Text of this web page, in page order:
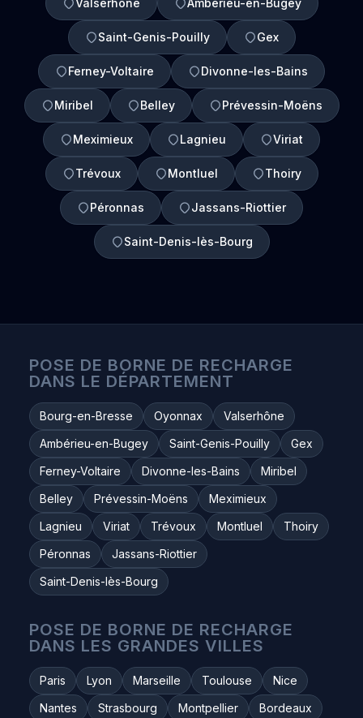
Valserhône Ambérieu-en-Bugey
Saint-Genis-Pouilly Gex
Ferney-Voltaire Divonne-les-Bains
Miribel Belley Prévessin-Moëns
Meximieux Lagnieu Viriat
Trévoux Montluel Thoiry
Péronnas Jassans-Riottier
Saint-Denis-lès-Bourg
POSE DE BORNE DE RECHARGE
DANS LE DÉPARTEMENT
Bourg-en-Bresse Oyonnax
Valserhône
Ambérieu-en-Bugey
Saint-Genis-Pouilly
Gex
Ferney-Voltaire
Divonne-les-Bains
Miribel
Belley
Prévessin-Moëns
Meximieux
Lagnieu
Viriat Trévoux Montluel
Thoiry
Péronnas
Jassans-Riottier
Saint-Denis-lès-Bourg
POSE DE BORNE DE RECHARGE
DANS LES GRANDES VILLES
Paris Lyon Marseille Toulouse
Nice
Nantes
Strasbourg Montpellier
Bordeaux